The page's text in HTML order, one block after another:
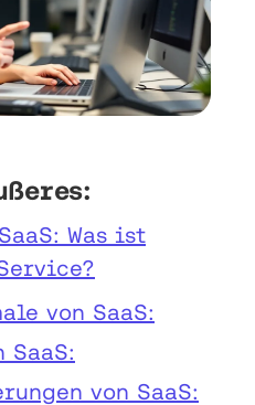
Was ist
von SaaS:
von SaaS: